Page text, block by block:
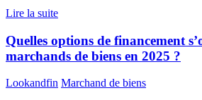
Lire la suite
Quelles options de financement
marchands de biens en 2025 ?
Lookandfin Marchand de biens